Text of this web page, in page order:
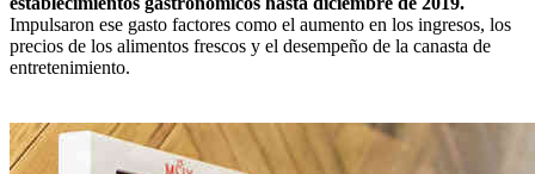
Impulsaron ese gasto factores como el aumento en los ingresos, los
precios de los alimentos frescos y el desempeño de la canasta de
entretenimiento.